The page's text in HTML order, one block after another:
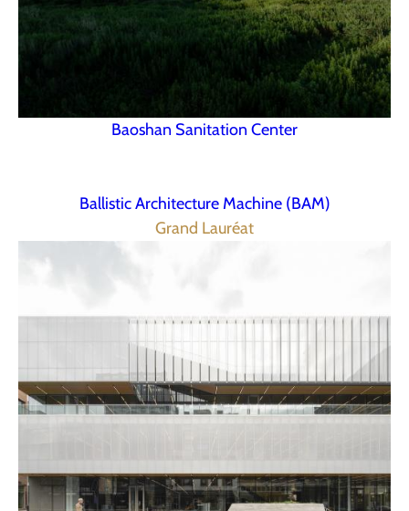
Baoshan Sanitation Center
Ballistic Architecture Machine (BAM)
Grand Lauréat